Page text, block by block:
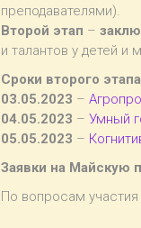
преподавателями).
Второй этап –
и талантов у детей и
Сроки второго
03.05.2023 –
04.05.2023 – Умный
05.05.2023 –
Заявки на Майскую
По вопросам